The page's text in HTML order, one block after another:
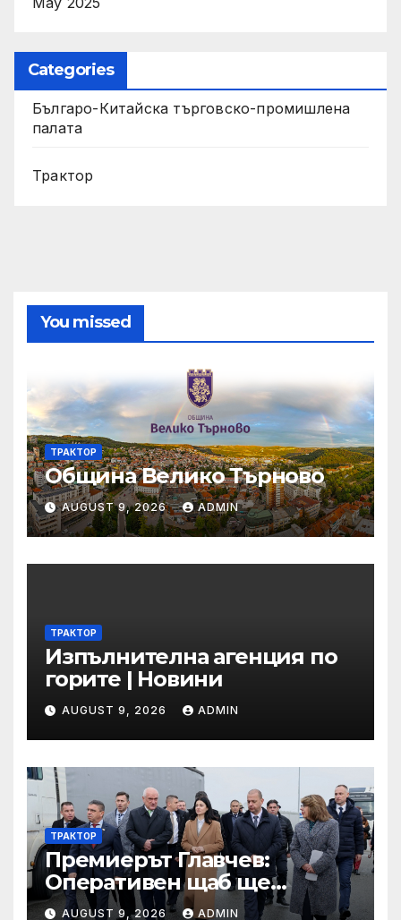
Categories
Българо-Китайска търговско-промишлена
палата
Трактор
You missed
ТРАКТОР
Община Велико Търново
AUGUST 9, 2026 ADMIN
ТРАКТОР
Изпълнителна агенция по
горите | Новини
AUGUST 9, 2026 ADMIN
ТРАКТОР
Премиерът Главчев:
Оперативен щаб ще
реорганизира структурите
AUGUST 9, 2026 ADMIN